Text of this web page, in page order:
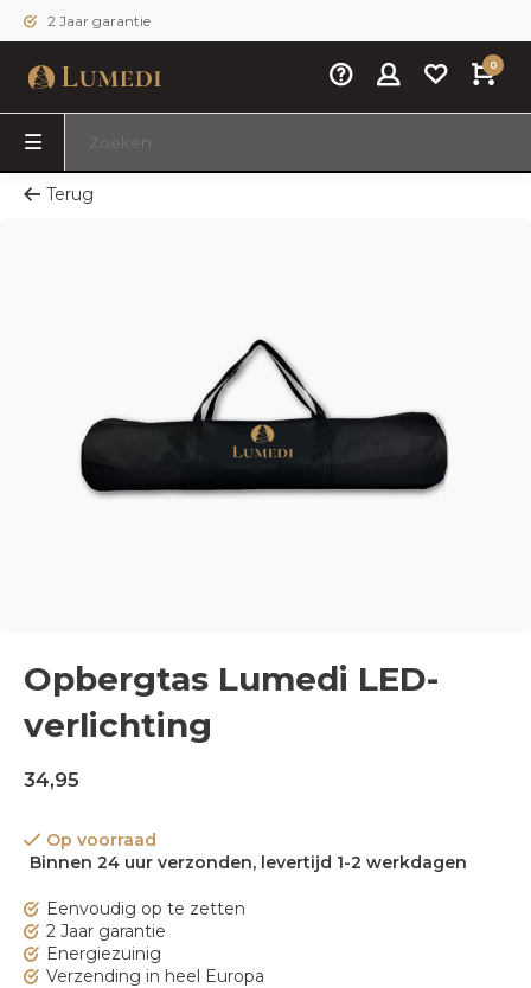
2 Jaar garantie
0
Terug
Opbergtas Lumedi LED-
verlichting
34,95
Op voorraad
Binnen 24 uur verzonden, levertijd 1-2 werkdagen
Eenvoudig op te zetten
2 Jaar garantie
Energiezuinig
Verzending in heel Europa